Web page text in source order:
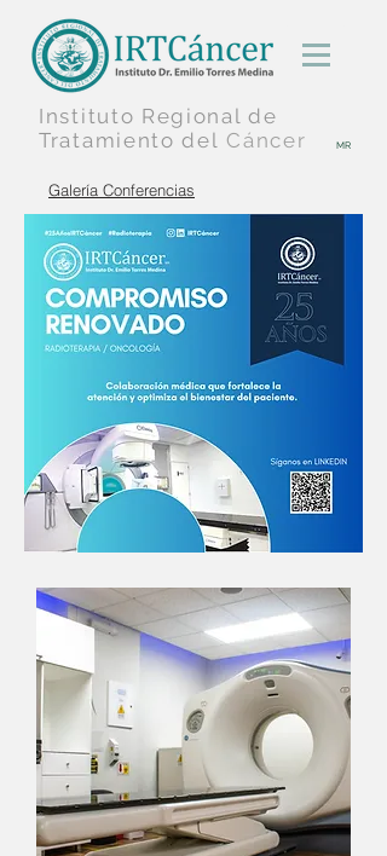
Instituto Regionalde
Tratamientodel Cáncer MR
Galería Conferencias